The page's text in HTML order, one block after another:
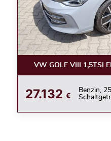
VW GOLF VIII 1,5TSI
27.132 €
Benzin,